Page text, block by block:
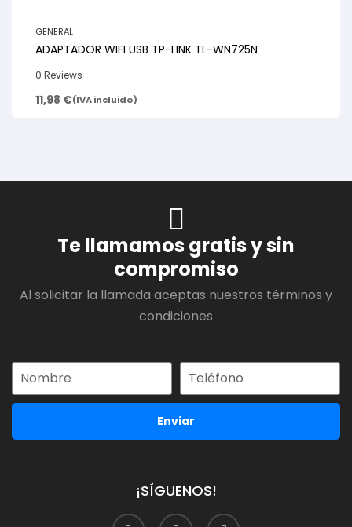
GENERAL
ADAPTADOR WIFI USB TP-LINK TL-WN725N
0 Reviews
11,98 €(IVA incluido)
Te llamamos gratis y sin
compromiso
Al solicitar la llamada aceptas nuestros términos y
condiciones
Enviar
¡SÍGUENOS!